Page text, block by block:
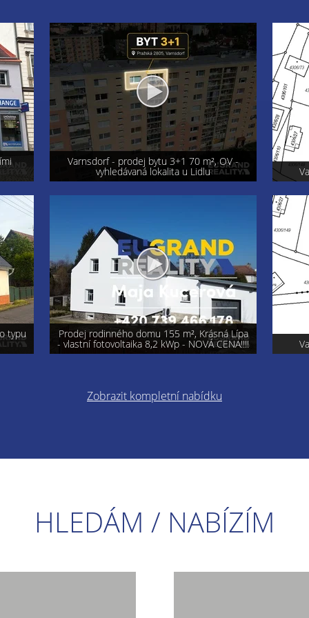
-
Lípa
Varnsdorf - prodej pozemku 800 m²
Varnsdorf - prodej pozemku 740 m²
Zobrazit kompletní nabídku
HLEDÁM / NABÍZÍM